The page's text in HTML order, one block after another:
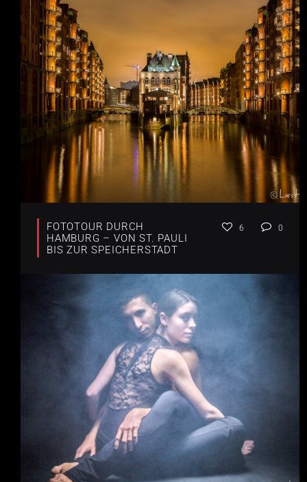
FOTOTOUR DURCH
HAMBURG – VON ST. PAULI
BIS ZUR SPEICHERSTADT
6 0